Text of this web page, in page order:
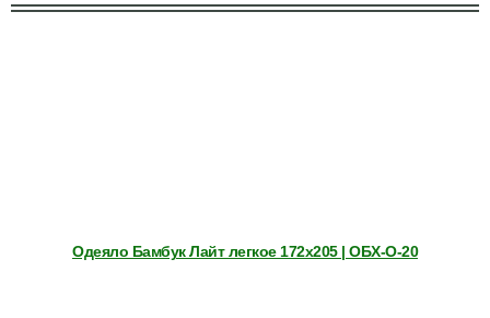
Одеяло Бамбук Лайт легкое 172х205 | ОБХ-О-20